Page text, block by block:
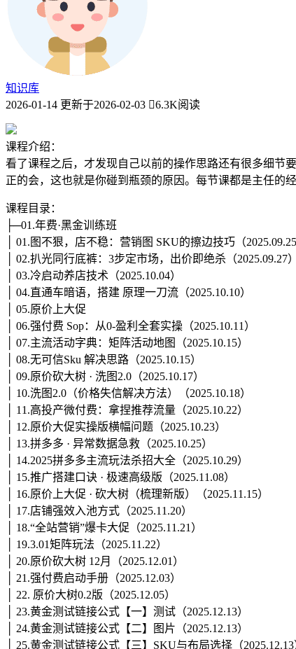
知识库
2026-01-14 更新于2026-02-03 6.3K阅读
课程介绍：
看了课程之后，才发现自己以前的操作思路还有很多细节
正的会，这也就是你碰到瓶颈的原因。每节课都是主任的
课程目录：
├─01.年费·黑金训练班
│ 01.图不狠，店不稳：营销图 SKU的擦边技巧（2025.09.25
│ 02.扒光同行底裤：3步定市场，出价即绝杀（2025.09.27）
│ 03.冷启动养店技术（2025.10.04）
│ 04.直通车暗语，搭建 原理一刀流（2025.10.10）
│ 05.原价上大促
│ 06.强付费 Sop：从0-盈利全套实操（2025.10.11）
│ 07.主流活动字典：矩阵活动地图（2025.10.15）
│ 08.无可信Sku 解决思路（2025.10.15）
│ 09.原价砍大树 · 洗图2.0（2025.10.17）
│ 10.洗图2.0（价格失信解决方法）（2025.10.18）
│ 11.高投产微付费：拿捏推荐流量（2025.10.22）
│ 12.原价大促实操版横幅问题（2025.10.23）
│ 13.拼多多 · 异常数据急救（2025.10.25）
│ 14.2025拼多多主流玩法杀招大全（2025.10.29）
│ 15.推广搭建口诀 · 极速高级版（2025.11.08）
│ 16.原价上大促 · 砍大树（梳理新版）（2025.11.15）
│ 17.店铺强效入池方式（2025.11.20）
│ 18.“全站营销”爆卡大促（2025.11.21）
│ 19.3.01矩阵玩法（2025.11.22）
│ 20.原价砍大树 12月（2025.12.01）
│ 21.强付费启动手册（2025.12.03）
│ 22. 原价大树0.2版（2025.12.05）
│ 23.黄金测试链接公式【一】测试（2025.12.13）
│ 24.黄金测试链接公式【二】图片（2025.12.13）
│ 25.黄金测试链接公式【三】SKU与布局选择（2025.12.13